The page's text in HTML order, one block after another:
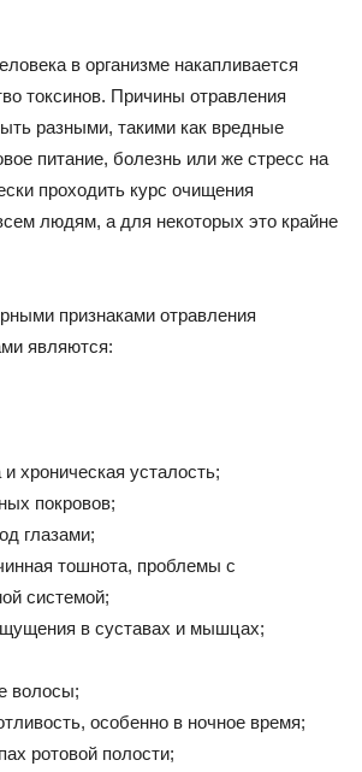
в организме накапливается
токсинов. Причины отравления
разными, такими как вредные
питание, болезнь или же стресс на
проходить курс очищения
людям, а для некоторых это крайне
признаками отравления
являются:
хроническая усталость;
покровов;
глазами;
тошнота, проблемы с
системой;
в суставах и мышцах;
волосы;
особенно в ночное время;
ротовой полости;